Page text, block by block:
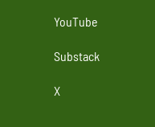
YouTube
Substack
X